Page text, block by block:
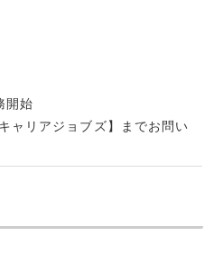
開始
ャリアジョブズ】までお問い